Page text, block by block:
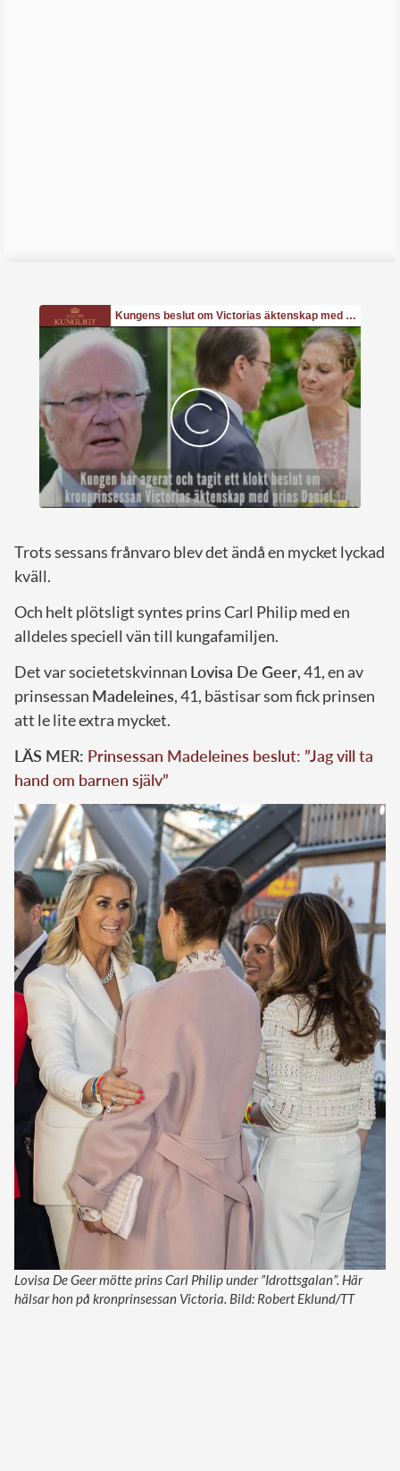
Trots sessans frånvaro blev det ändå en mycket lyckad
kväll.
Och helt plötsligt syntes prins Carl Philip med en
alldeles speciell vän till kungafamiljen.
Det var societetskvinnan Lovisa De Geer, 41, en av
prinsessan Madeleines, 41, bästisar som fick prinsen
att le lite extra mycket.
LÄS MER: Prinsessan Madeleines beslut: ”Jag vill ta
hand om barnen själv”
Lovisa De Geer mötte prins Carl Philip under ”Idrottsgalan”. Här
hälsar hon på kronprinsessan Victoria. Bild: Robert Eklund/TT